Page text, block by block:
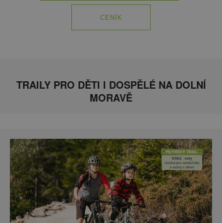
CENÍK
TRAILY PRO DĚTI I DOSPĚLÉ NA DOLNÍ
MORAVĚ